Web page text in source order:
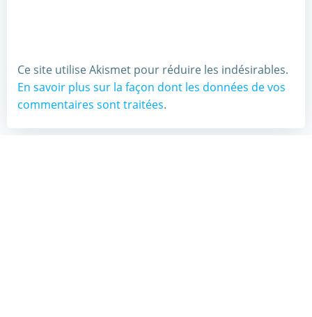
Ce site utilise Akismet pour réduire les indésirables.
En savoir plus sur la façon dont les données de vos
commentaires sont traitées.